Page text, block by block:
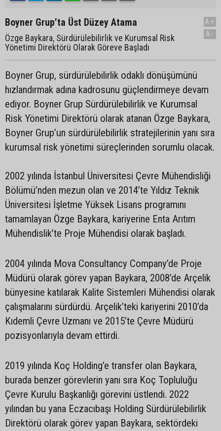
Boyner Grup’ta Üst Düzey Atama
Özge Baykara, Sürdürülebilirlik ve Kurumsal Risk
Yönetimi Direktörü Olarak Göreve Başladı
A+
A-
Boyner Grup, sürdürülebilirlik odaklı dönüşümünü
hızlandırmak adına kadrosunu güçlendirmeye devam
ediyor. Boyner Grup Sürdürülebilirlik ve Kurumsal
Risk Yönetimi Direktörü olarak atanan Özge Baykara,
Boyner Grup’un sürdürülebilirlik stratejilerinin yanı sıra
kurumsal risk yönetimi süreçlerinden sorumlu olacak.
2002 yılında İstanbul Üniversitesi Çevre Mühendisliği
Bölümü’nden mezun olan ve 2014’te Yıldız Teknik
Üniversitesi İşletme Yüksek Lisans programını
tamamlayan Özge Baykara, kariyerine Enta Arıtım
Mühendislik’te Proje Mühendisi olarak başladı.
2004 yılında Mova Consultancy Company’de Proje
Müdürü olarak görev yapan Baykara, 2008’de Arçelik
bünyesine katılarak Kalite Sistemleri Mühendisi olarak
çalışmalarını sürdürdü. Arçelik’teki kariyerini 2010’da
Kıdemli Çevre Uzmanı ve 2015’te Çevre Müdürü
pozisyonlarıyla devam ettirdi.
2019 yılında Koç Holding’e transfer olan Baykara,
burada benzer görevlerin yanı sıra Koç Topluluğu
Çevre Kurulu Başkanlığı görevini üstlendi. 2022
yılından bu yana Eczacıbaşı Holding Sürdürülebilirlik
Direktörü olarak görev yapan Baykara, sektördeki